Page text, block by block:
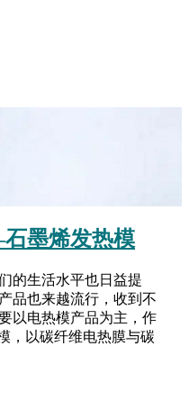
墨烯发热模
的生活水平也日益提
品也来越流行，收到不
以电热模产品为主，作
，以碳纤维电热膜与碳